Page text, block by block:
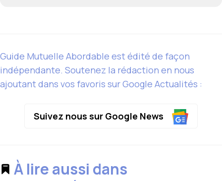
Guide Mutuelle Abordable est édité de façon
indépendante. Soutenez la rédaction en nous
ajoutant dans vos favoris sur Google Actualités :
Suivez nous sur Google News
À lire aussi dans